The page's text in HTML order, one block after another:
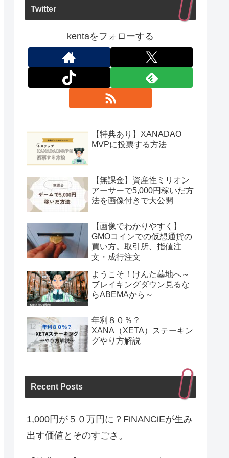
Twitter
kentaをフォローする
【特典あり】XANADAO
MVPに投票する方法
【無課金】資産性ミリオン
アーサーで5,000円稼いだ方
法を画像付きで大公開
【画像でわかりやすく】
GMOコインでの仮想通貨の
買い方。取引所、指値注
文・成行注文
ようこそ！けんた墓地へ～
ブレイキングダウン見るな
らABEMAから～
年利８０％？
XANA（XETA）ステーキン
グやり方解説
Recent Posts
1,000円が５０万円に？FiNANCiEが生み
出す価値とそのすごさ。